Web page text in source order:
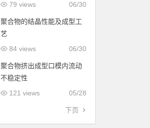
06/30
79 views
聚合物的结晶性能及成型工
艺
06/30
84 views
聚合物挤出成型口模内流动
不稳定性
05/28
121 views
下页